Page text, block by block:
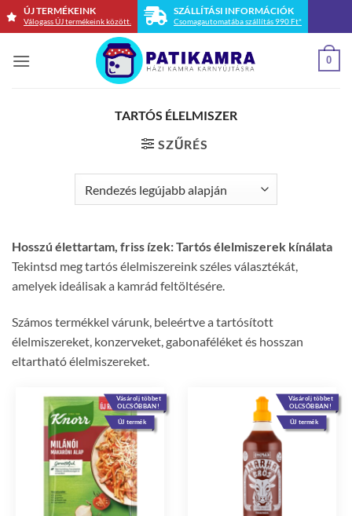
Skip
ÚJ TERMÉKEINK
Válogass ÚJ termékeink között.
SZÁLLÍTÁSI INFORMÁCIÓK
Csomagautomatába szállítás 990 Ft*
0
TARTÓS ÉLELMISZER
SZŰRÉS
Hosszú élettartam, friss ízek: Tartós élelmiszerek kínálata
Tekintsd meg tartós élelmiszereink széles választékát,
amelyek ideálisak a kamrád feltöltésére.
Számos termékkel várunk, beleértve a tartósított
élelmiszereket, konzerveket, gabonaféléket és hosszan
eltartható élelmiszereket.
Vásárolj többet
OLCSÓBBAN!
ÚJ termék
Vásárolj többet
OLCSÓBBAN!
ÚJ termék